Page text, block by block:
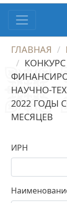
ГЛАВНАЯ
НАУЧНО-
2022 ГОДЫ
МЕСЯЦЕВ
ИРН